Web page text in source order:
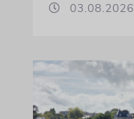
03.08.2026